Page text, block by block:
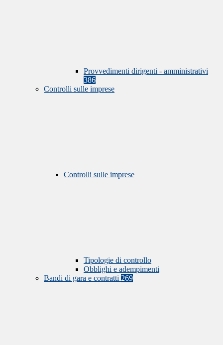
Provvedimenti dirigenti - amministrativi
386
Controlli sulle imprese
Controlli sulle imprese
Tipologie di controllo
Obblighi e adempimenti
Bandi di gara e contratti 269